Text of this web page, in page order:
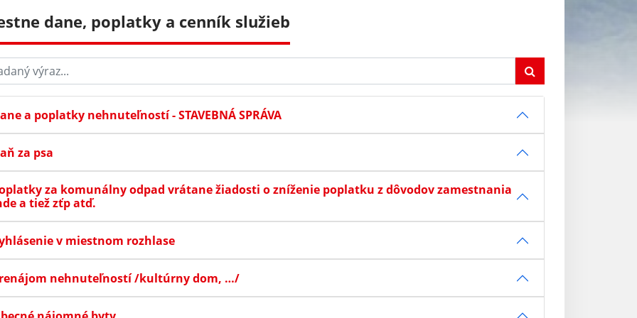
dane, poplatky a cenník služieb
výraz...
a poplatky nehnuteľností - STAVEBNÁ SPRÁVA
za psa
za komunálny odpad vrátane žiadosti o zníženie poplatku z dôvodov zamestnania
a tiež zťp atď.
v miestnom rozhlase
nehnuteľností /kultúrny dom, …/